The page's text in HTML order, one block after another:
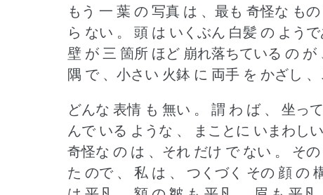
もう 一 葉 の 写真 は 、最も 奇怪な もの
ら ない 。
頭 は いくぶん 白髪 の ようで
壁 が 三 箇所 ほど 崩れ落ちている の
隅 で 、小さい 火鉢 に 両手 を かざし 、
どんな 表情 も 無い 。
謂 わ ば 、 坐っ
んで いる ような 、 まことに いまわし
奇怪な の は 、それ だけ で ない 。
そ
た ので 、 私 は 、 つくづく その 顔 の